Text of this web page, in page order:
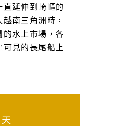
直延伸到崎嶇的
南三角洲時，
的水上市場，各
見的長尾船上